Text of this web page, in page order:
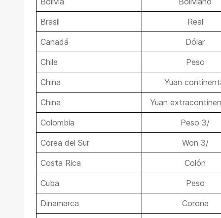
Brasil Real
Canadá Dólar
Chile Peso
China Yuan
China Yuan
Colombia Peso 3/
Corea del Sur Won 3/
Costa Rica Colón
Cuba Peso
Dinamarca Corona